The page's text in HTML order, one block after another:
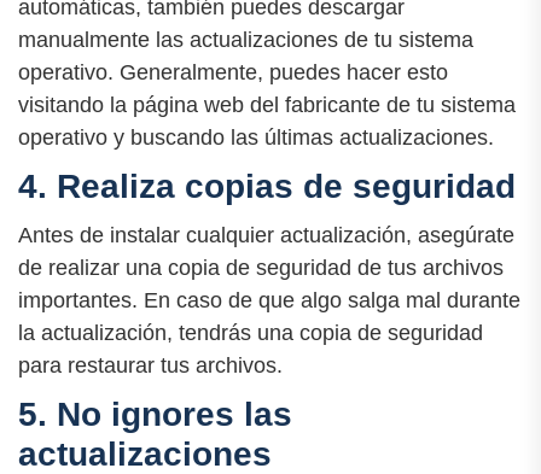
automáticas, también puedes descargar
manualmente las actualizaciones de tu sistema
operativo. Generalmente, puedes hacer esto
visitando la página web del fabricante de tu sistema
operativo y buscando las últimas actualizaciones.
4. Realiza copias de seguridad
Antes de instalar cualquier actualización, asegúrate
de realizar una copia de seguridad de tus archivos
importantes. En caso de que algo salga mal durante
la actualización, tendrás una copia de seguridad
para restaurar tus archivos.
5. No ignores las
actualizaciones